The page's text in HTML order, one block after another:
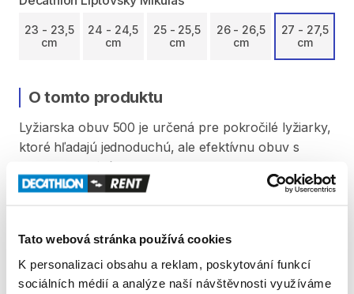
Tato webová stránka používá cookies
K personalizaci obsahu a reklam, poskytování funkcí
sociálních médií a analýze naší návštěvnosti využíváme
23 - 23,5
cm
24 - 24,5
cm
25 - 25,5
cm
26 - 26,5
cm
27 - 27,5
cm
O tomto produktu
Lyžiarska obuv 500 je určená pre pokročilé lyžiarky​,​
ktoré hľadajú jednoduchú​,​ ale efektívnu obuv s
neprekonateľným
lyžiarov​,​ ktorí hľadajú pohodlnú obuv
spevnením.